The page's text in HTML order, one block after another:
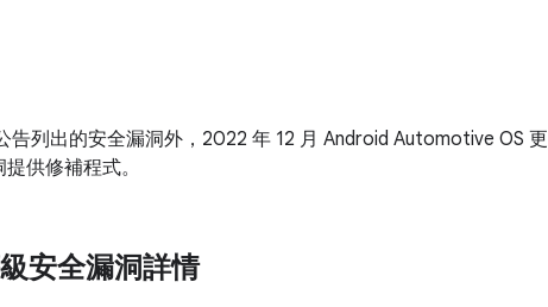
告列出的安全漏洞外，2022 年 12 月 Android Automotive OS 更
供修補程式。
安全漏洞詳情